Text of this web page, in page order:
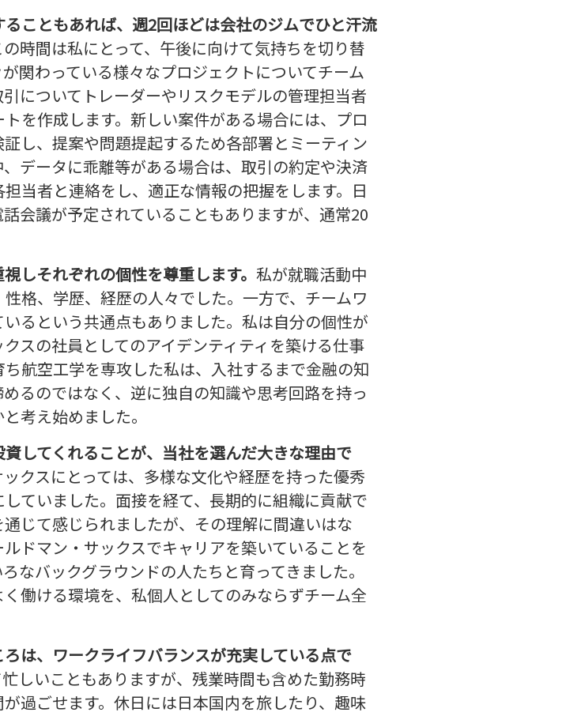
こともあれば、週2回ほどは会社のジムでひと汗流
の時間は私にとって、午後に向けて気持ちを切り替
関わっている様々なプロジェクトについてチーム
についてトレーダーやリスクモデルの管理担当者
を作成します。新しい案件がある場合には、プロ
し、提案や問題提起するため各部署とミーティン
データに乖離等がある場合は、取引の約定や決済
当者と連絡をし、適正な情報の把握をします。日
会議が予定されていることもありますが、通常20
しそれぞれの個性を尊重します。 私が就職活動中
格、学歴、経歴の人々でした。一方で、チームワ
るという共通点もありました。私は自分の個性が
スの社員としてのアイデンティティを築ける仕事
航空工学を専攻した私は、入社するまで金融の知
るのではなく、逆に独自の知識や思考回路を持っ
考え始めました。
してくれることが、当社を選んだ大きな理由で
クスにとっては、多様な文化や経歴を持った優秀
ていました。面接を経て、長期的に組織に貢献で
じて感じられましたが、その理解に間違いはな
ドマン・サックスでキャリアを築いていることを
なバックグラウンドの人たちと育ってきました。
働ける環境を、私個人としてのみならずチーム全
は、ワークライフバランスが充実している点で
しいこともありますが、残業時間も含めた勤務時
過ごせます。休日には日本国内を旅したり、趣味